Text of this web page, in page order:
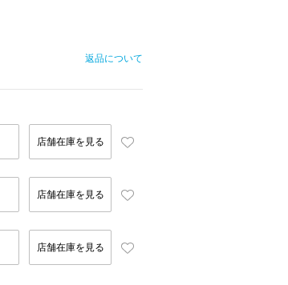
返品について
店舗在庫を見る
店舗在庫を見る
店舗在庫を見る